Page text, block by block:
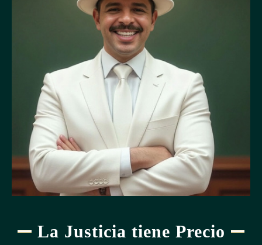
La Justicia tiene Precio